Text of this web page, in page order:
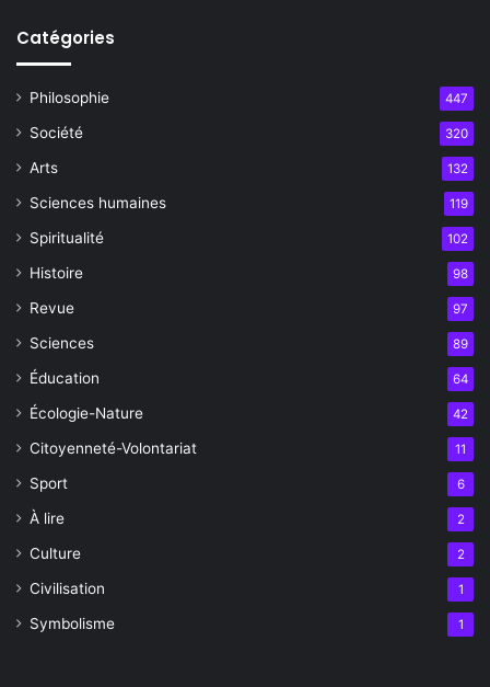
Catégories
Philosophie 447
Société 320
Arts 132
Sciences humaines 119
Spiritualité 102
Histoire 98
Revue 97
Sciences 89
Éducation 64
Écologie-Nature 42
Citoyenneté-Volontariat 11
Sport 6
À lire 2
Culture 2
Civilisation 1
Symbolisme 1